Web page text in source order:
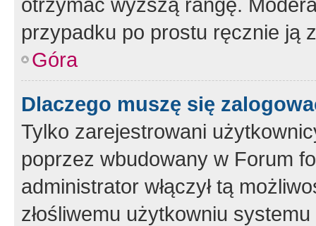
przypadku po prostu ręcznie ją
Góra
Dlaczego muszę się
Tylko zarejestrowani
poprzez wbudowany w Forum
administrator włączył tą
złośliwemu użytkowniu